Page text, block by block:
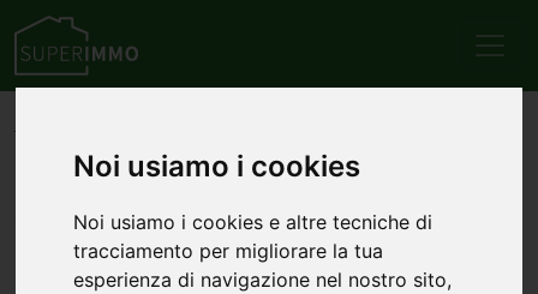
Noi usiamo i cookies
Noi usiamo i cookies e altre tecniche di
tracciamento per migliorare la tua
esperienza di navigazione nel nostro sito,
Bobbio
Vendita Appartamenti
Annunci di appartamenti in
vendita a Bobbio